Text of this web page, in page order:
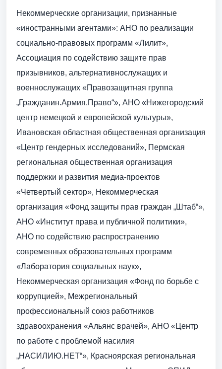
Некоммерческие организации, признанные
«иностранными агентами»: АНО по реализации
социально-правовых программ «Лилит»,
Ассоциация по содействию защите прав
призывников, альтернативнослужащих и
военнослужащих «Правозащитная группа
„Гражданин.Армия.Право“», АНО «Нижегородский
центр немецкой и европейской культуры»,
Ивановская областная общественная организация
«Центр гендерных исследований», Пермская
региональная общественная организация
поддержки и развития медиа-проектов
«Четвертый сектор», Некоммерческая
организация «Фонд защиты прав граждан „Штаб“»,
АНО «Институт права и публичной политики»,
АНО по содействию распространению
современных образовательных программ
«Лаборатория социальных наук»,
Некоммерческая организация «Фонд по борьбе с
коррупцией», Межрегиональный
профессиональный союз работников
здравоохранения «Альянс врачей», АНО «Центр
по работе с проблемой насилия
„НАСИЛИЮ.НЕТ“», Красноярская региональная